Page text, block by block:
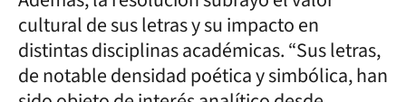
cultural de sus letras y su impacto en
distintas disciplinas académicas. “Sus letras,
de notable densidad poética y simbólica, han